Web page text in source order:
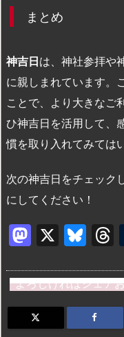
まとめ
神吉日は、神社参拝や
に親しまれています。
ことで、より大きなご
ひ神吉日を活用して、
慣を取り入れてみては
次の神吉日をチェック
にしてください！
M
st
o
d
X
Bl
e
s
k
a
よろしければシェア